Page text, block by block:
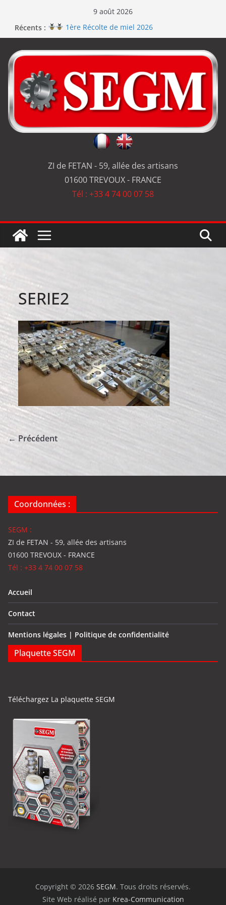
9 août 2026
Récents :
1ère Récolte de miel 2026
Renouvellement de la certification ISO 9001
Le repas d’équipe de SEGM allume le feu
Jérôme en renfort sur la qualité de #SEGM
ZI de FETAN - 59, allée des artisans
01600 TREVOUX - FRANCE
Tél : +33 4 74 00 07 58
SERIE2
← Précédent
Coordonnées :
SEGM :
ZI de FETAN - 59, allée des artisans
01600 TREVOUX - FRANCE
Tél : +33 4 74 00 07 58
Accueil
Contact
Mentions légales | Politique de confidentialité
Plaquette SEGM
Téléchargez La plaquette SEGM
Copyright © 2026 SEGM. Tous droits réservés.
Site Web réalisé par Krea-Communication